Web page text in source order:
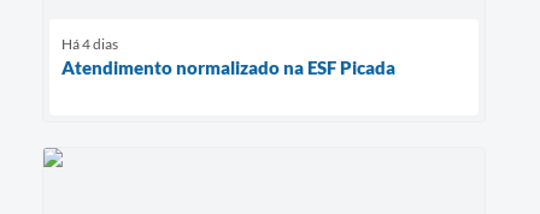
Há 4 dias
Atendimento normalizado na ESF Picada